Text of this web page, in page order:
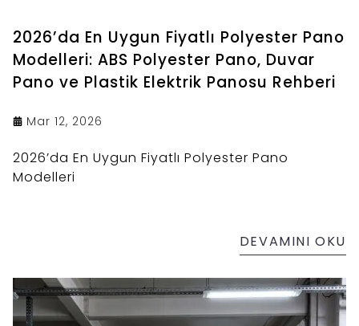
2026’da En Uygun Fiyatlı Polyester Pano
Modelleri: ABS Polyester Pano, Duvar
Pano ve Plastik Elektrik Panosu Rehberi
Mar 12, 2026
2026’da En Uygun Fiyatlı Polyester Pano
Modelleri
DEVAMINI OKU